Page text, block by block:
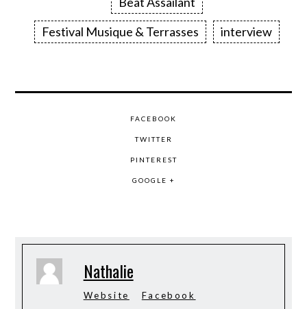
Festival Musique & Terrasses
interview
FACEBOOK
TWITTER
PINTEREST
GOOGLE +
Nathalie
Website Facebook